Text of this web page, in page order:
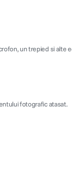
un trepied si
fotografic atasat.